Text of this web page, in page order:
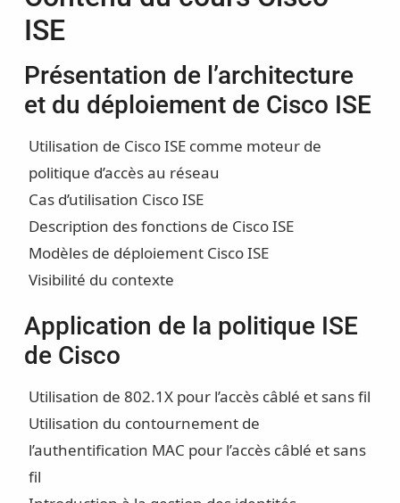
ISE
Présentation de l’architecture
et du déploiement de Cisco ISE
Utilisation de Cisco ISE comme moteur de
politique d’accès au réseau
Cas d’utilisation Cisco ISE
Description des fonctions de Cisco ISE
Modèles de déploiement Cisco ISE
Visibilité du contexte
Application de la politique ISE
de Cisco
Utilisation de 802.1X pour l’accès câblé et sans fil
Utilisation du contournement de
l’authentification MAC pour l’accès câblé et sans
fil